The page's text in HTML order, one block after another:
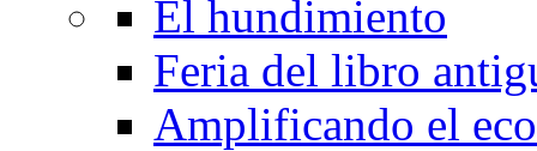
El hundimiento
Feria del libro
Amplificando el